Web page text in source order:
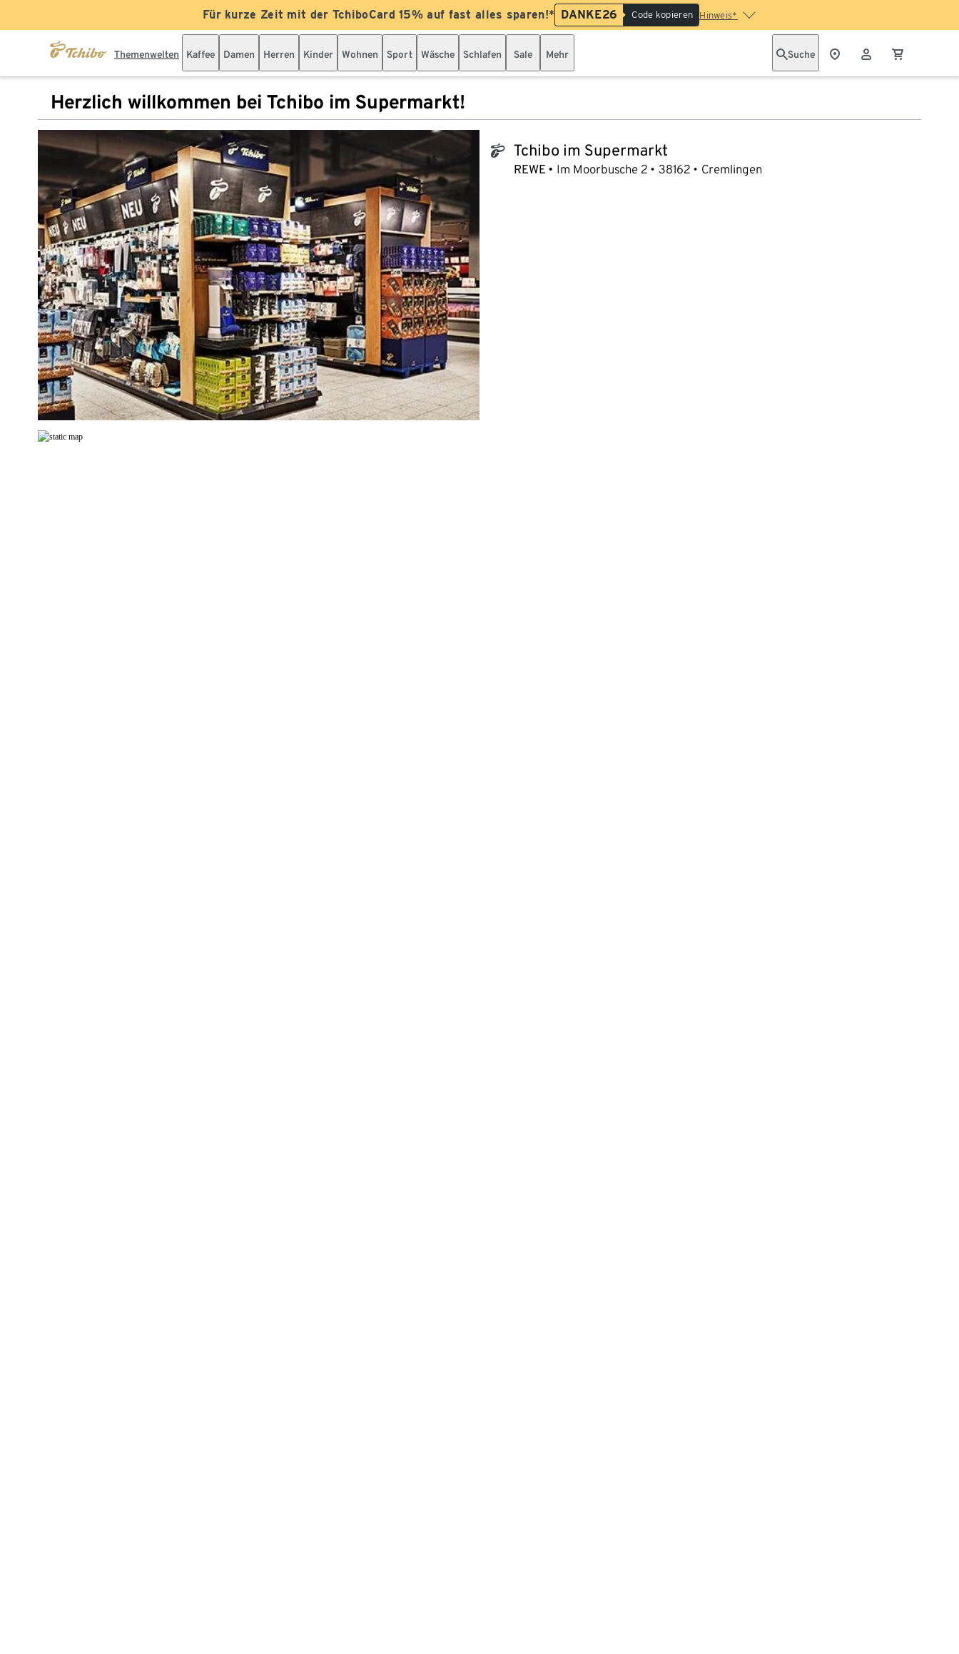
Für kurze Zeit mit der TchiboCard 15% auf fast alles sparen!* DANKE26 Code kopieren Hinweis*
Themenwelten Kaffee Damen Herren Kinder Wohnen Sport Wäsche Schlafen Sale Mehr Suche
Herzlich willkommen bei Tchibo im Supermarkt!
tchibo_logo Tchibo im Supermarkt
REWE Im Moorbusche 2 38162 Cremlingen